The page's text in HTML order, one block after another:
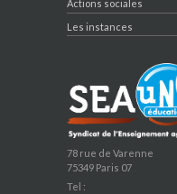
78 rue de Varenne
75349 Paris 07
Tel :
Actions sociales
Les instances